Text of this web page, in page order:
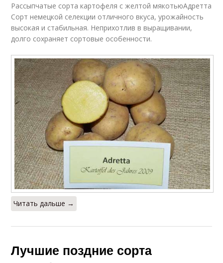
Рассыпчатые сорта картофеля с желтой мякотьюАдретта
Сорт немецкой селекции отличного вкуса, урожайность
высокая и стабильная. Неприхотлив в выращивании,
долго сохраняет сортовые особенности.
Читать дальше →
Лучшие поздние сорта